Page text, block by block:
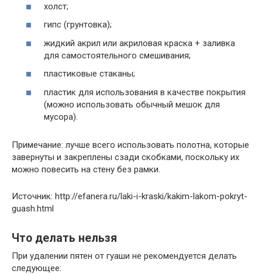
холст;
гипс (грунтовка);
жидкий акрил или акриловая краска + заливка
для самостоятельного смешивания;
пластиковые стаканы;
пластик для использования в качестве покрытия
(можно использовать обычный мешок для
мусора).
Примечание: лучше всего использовать полотна, которые
завернуты и закреплены сзади скобками, поскольку их
можно повесить на стену без рамки.
Источник: http://efanera.ru/laki-i-kraski/kakim-lakom-pokryt-
guash.html
Что делать нельзя
При удалении пятен от гуаши не рекомендуется делать
следующее: